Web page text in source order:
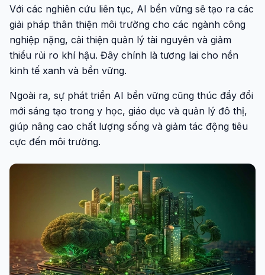
Với các nghiên cứu liên tục, AI bền vững sẽ tạo ra các
giải pháp thân thiện môi trường cho các ngành công
nghiệp nặng, cải thiện quản lý tài nguyên và giảm
thiểu rủi ro khí hậu. Đây chính là tương lai cho nền
kinh tế xanh và bền vững.
Ngoài ra, sự phát triển AI bền vững cũng thúc đẩy đổi
mới sáng tạo trong y học, giáo dục và quản lý đô thị,
giúp nâng cao chất lượng sống và giảm tác động tiêu
cực đến môi trường.